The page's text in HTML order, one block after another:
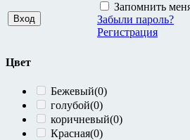
Сезон
осень(1)
Каталог
Запомнить
Забыли пароль?
Регистрация
Цвет
Бежевый(0)
голубой(0)
коричневый(0)
Красная(0)